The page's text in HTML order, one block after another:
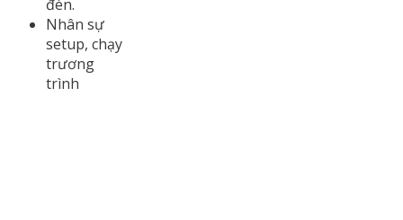
đèn.
Nhân sự
setup, chạy
trương
trình